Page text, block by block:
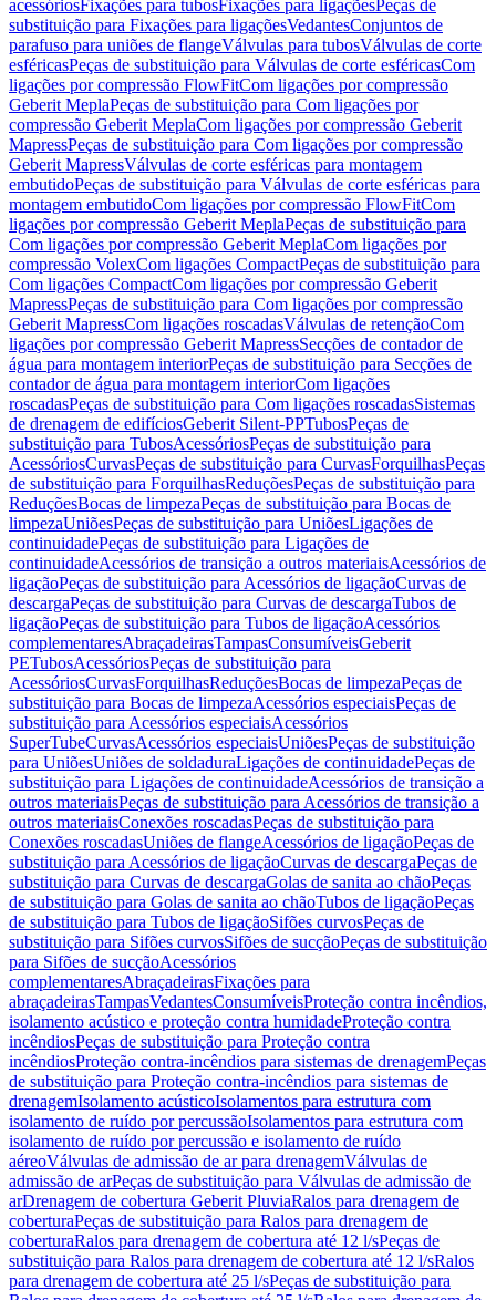
acessóriosFixações para tubosFixações para ligaçõesPeças de
substituição para Fixações para ligaçõesVedantesConjuntos de
parafuso para uniões de flangeVálvulas para tubosVálvulas de corte
esféricasPeças de substituição para Válvulas de corte esféricasCom
ligações por compressão FlowFitCom ligações por compressão
Geberit MeplaPeças de substituição para Com ligações por
compressão Geberit MeplaCom ligações por compressão Geberit
MapressPeças de substituição para Com ligações por compressão
Geberit MapressVálvulas de corte esféricas para montagem
embutidoPeças de substituição para Válvulas de corte esféricas para
montagem embutidoCom ligações por compressão FlowFitCom
ligações por compressão Geberit MeplaPeças de substituição para
Com ligações por compressão Geberit MeplaCom ligações por
compressão VolexCom ligações CompactPeças de substituição para
Com ligações CompactCom ligações por compressão Geberit
MapressPeças de substituição para Com ligações por compressão
Geberit MapressCom ligações roscadasVálvulas de retençãoCom
ligações por compressão Geberit MapressSecções de contador de
água para montagem interiorPeças de substituição para Secções de
contador de água para montagem interiorCom ligações
roscadasPeças de substituição para Com ligações roscadasSistemas
de drenagem de edifíciosGeberit Silent-PPTubosPeças de
substituição para TubosAcessóriosPeças de substituição para
AcessóriosCurvasPeças de substituição para CurvasForquilhasPeças
de substituição para ForquilhasReduçõesPeças de substituição para
ReduçõesBocas de limpezaPeças de substituição para Bocas de
limpezaUniõesPeças de substituição para UniõesLigações de
continuidadePeças de substituição para Ligações de
continuidadeAcessórios de transição a outros materiaisAcessórios de
ligaçãoPeças de substituição para Acessórios de ligaçãoCurvas de
descargaPeças de substituição para Curvas de descargaTubos de
ligaçãoPeças de substituição para Tubos de ligaçãoAcessórios
complementaresAbraçadeirasTampasConsumíveisGeberit
PETubosAcessóriosPeças de substituição para
AcessóriosCurvasForquilhasReduçõesBocas de limpezaPeças de
substituição para Bocas de limpezaAcessórios especiaisPeças de
substituição para Acessórios especiaisAcessórios
SuperTubeCurvasAcessórios especiaisUniõesPeças de substituição
para UniõesUniões de soldaduraLigações de continuidadePeças de
substituição para Ligações de continuidadeAcessórios de transição a
outros materiaisPeças de substituição para Acessórios de transição a
outros materiaisConexões roscadasPeças de substituição para
Conexões roscadasUniões de flangeAcessórios de ligaçãoPeças de
substituição para Acessórios de ligaçãoCurvas de descargaPeças de
substituição para Curvas de descargaGolas de sanita ao chãoPeças
de substituição para Golas de sanita ao chãoTubos de ligaçãoPeças
de substituição para Tubos de ligaçãoSifões curvosPeças de
substituição para Sifões curvosSifões de sucçãoPeças de substituição
para Sifões de sucçãoAcessórios
complementaresAbraçadeirasFixações para
abraçadeirasTampasVedantesConsumíveisProteção contra incêndios,
isolamento acústico e proteção contra humidadeProteção contra
incêndiosPeças de substituição para Proteção contra
incêndiosProteção contra-incêndios para sistemas de drenagemPeças
de substituição para Proteção contra-incêndios para sistemas de
drenagemIsolamento acústicoIsolamentos para estrutura com
isolamento de ruído por percussãoIsolamentos para estrutura com
isolamento de ruído por percussão e isolamento de ruído
aéreoVálvulas de admissão de ar para drenagemVálvulas de
admissão de arPeças de substituição para Válvulas de admissão de
arDrenagem de cobertura Geberit PluviaRalos para drenagem de
coberturaPeças de substituição para Ralos para drenagem de
coberturaRalos para drenagem de cobertura até 12 l/sPeças de
substituição para Ralos para drenagem de cobertura até 12 l/sRalos
para drenagem de cobertura até 25 l/sPeças de substituição para